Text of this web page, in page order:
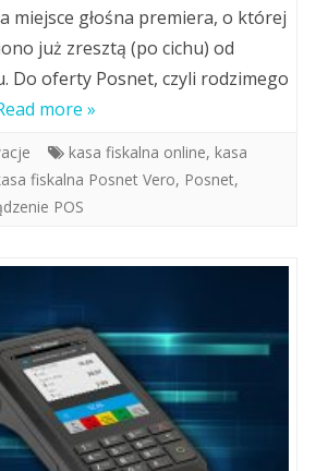
miejsce głośna premiera, o której
już zresztą (po cichu) od
Do oferty Posnet, czyli rodzimego
more »
kasa fiskalna online, kasa
fiskalna Posnet Vero, Posnet,
POS